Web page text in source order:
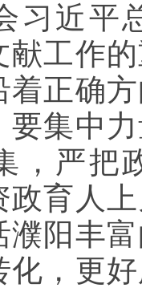
习近平
献工作
着正确
要集中
，严把
政育人
濮阳丰
化，更